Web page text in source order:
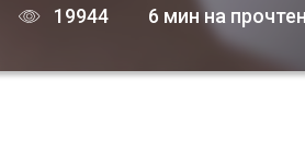
19944
6 мин на